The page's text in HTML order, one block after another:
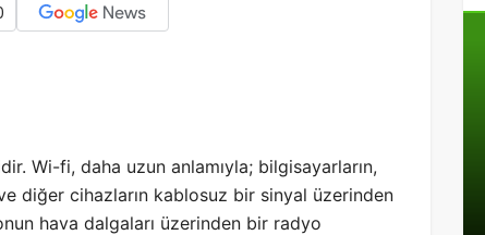
Wi-fi, daha uzun anlamıyla; bilgisayarların,
diğer cihazların kablosuz bir sinyal üzerinden
hava dalgaları üzerinden bir radyo